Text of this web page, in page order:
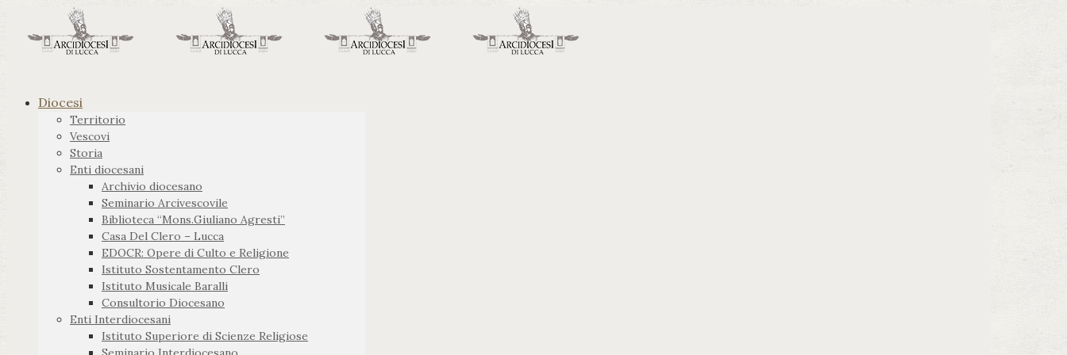
Diocesi
Territorio
Vescovi
Storia
Enti diocesani
Archivio diocesano
Seminario Arcivescovile
Biblioteca “Mons.Giuliano Agresti”
Casa Del Clero – Lucca
EDOCR: Opere di Culto e Religione
Istituto Sostentamento Clero
Istituto Musicale Baralli
Consultorio Diocesano
Enti Interdiocesani
Istituto Superiore di Scienze Religiose